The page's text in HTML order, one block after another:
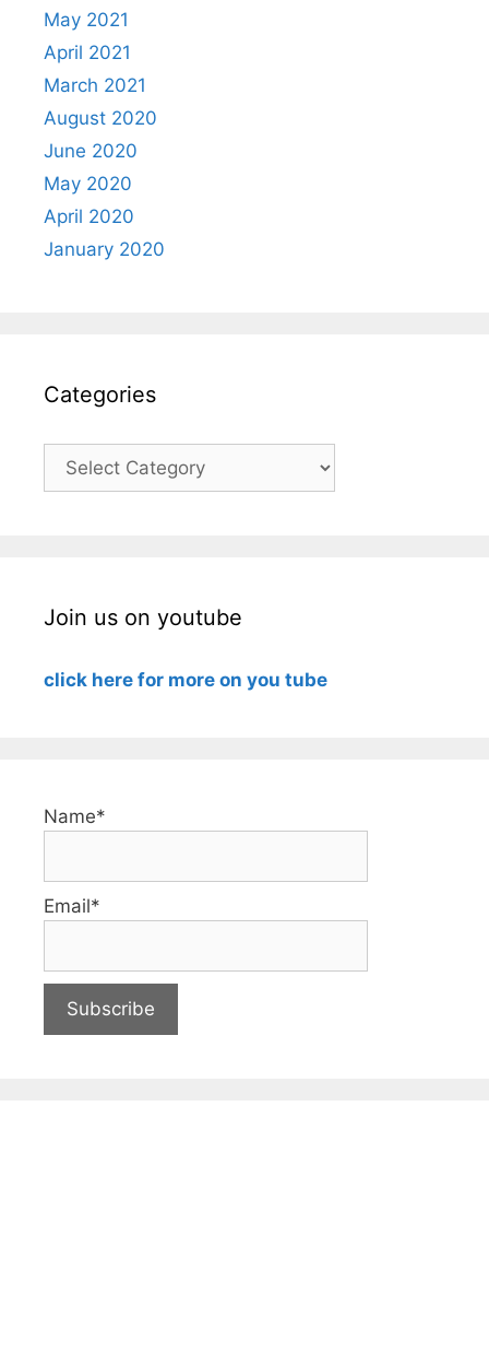
May 2021
April 2021
March 2021
August 2020
June 2020
May 2020
April 2020
January 2020
Categories
Categories
Join us on youtube
click here for more on you tube
Name*
Email*